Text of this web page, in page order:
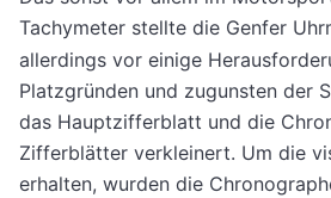
Tachymeter stellte die Genfer
allerdings vor einige
Platzgründen und zugunsten der
das Hauptzifferblatt und die
Zifferblätter verkleinert. Um die
erhalten, wurden die